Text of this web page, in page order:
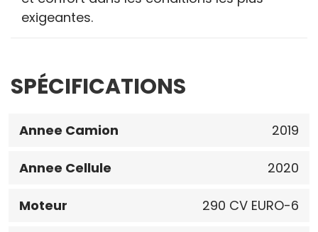
exigeantes.
SPÉCIFICATIONS
Annee Camion 2019
Annee Cellule 2020
Moteur 290 CV EURO-6